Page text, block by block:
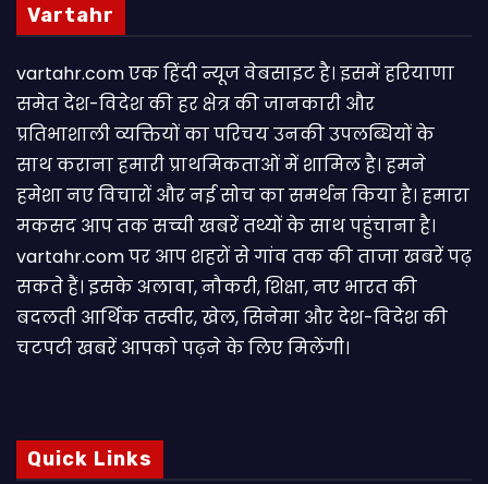
Vartahr
vartahr.com एक हिंदी न्यूज वेबसाइट है। इसमें हरियाणा
समेत देश-विदेश की हर क्षेत्र की जानकारी और
प्रतिभाशाली व्यक्तियों का परिचय उनकी उपलब्धियों के
साथ कराना हमारी प्राथमिकताओं में शामिल है। हमने
हमेशा नए विचारों और नई सोच का समर्थन किया है। हमारा
मकसद आप तक सच्ची खबरें तथ्यों के साथ पहुंचाना है।
vartahr.com पर आप शहरों से गांव तक की ताजा खबरें पढ़
सकते हैं। इसके अलावा, नौकरी, शिक्षा, नए भारत की
बदलती आर्थिक तस्वीर, खेल, सिनेमा और देश-विदेश की
चटपटी खबरें आपकाे पढ़ने के लिए मिलेंगी।
Quick Links